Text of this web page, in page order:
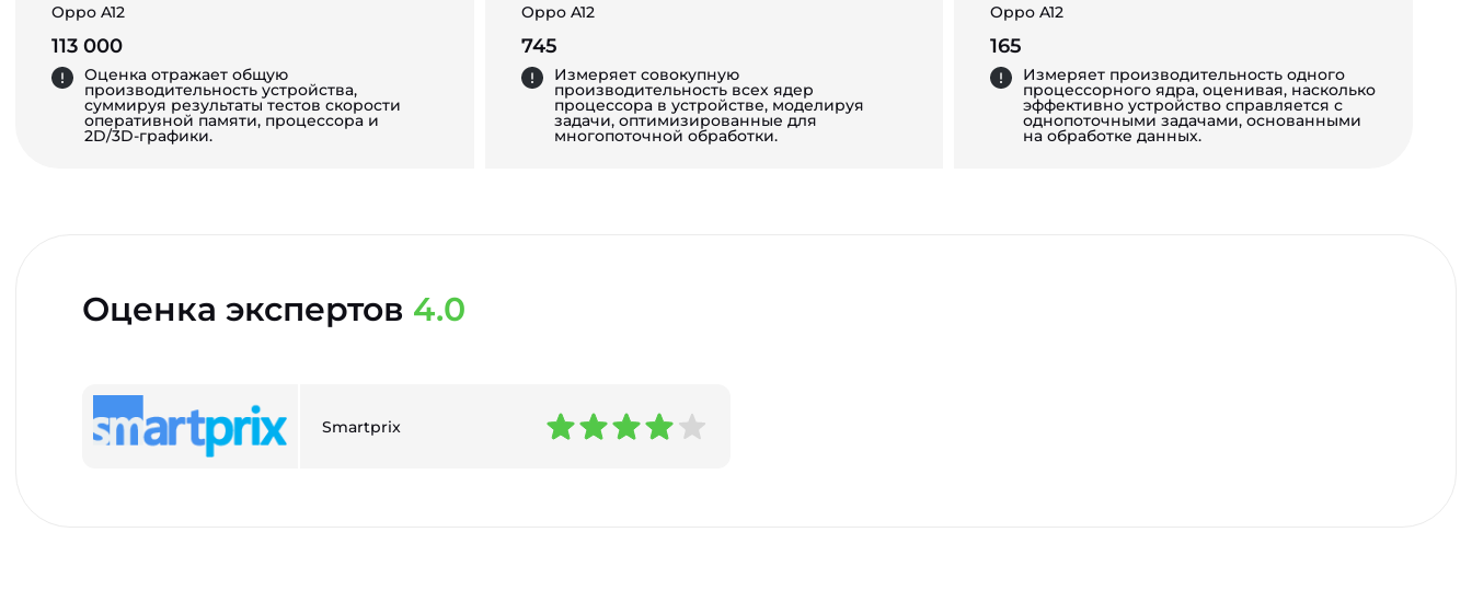
Oppo A12
113 000
Оценка отражает общую
производительность устройства,
суммируя результаты тестов скорости
оперативной памяти, процессора и
2D/3D-графики.
Oppo A12
745
Измеряет совокупную
производительность всех ядер
процессора в устройстве, моделируя
задачи, оптимизированные для
многопоточной обработки.
Oppo A12
165
Измеряет производительность одного
процессорного ядра, оценивая, насколько
эффективно устройство справляется с
однопоточными задачами, основанными
на обработке данных.
Оценка экспертов 4.0
Smartprix